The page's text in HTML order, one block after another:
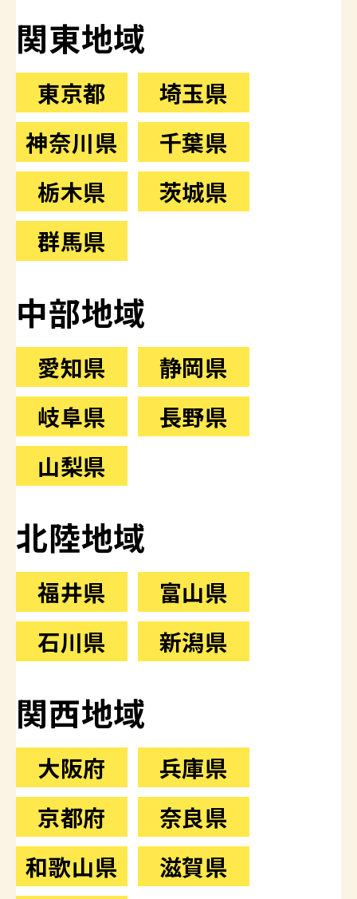
関東地域
東京都
埼玉県
神奈川県
千葉県
栃木県
茨城県
群馬県
中部地域
愛知県
静岡県
岐阜県
長野県
山梨県
北陸地域
福井県
富山県
石川県
新潟県
関西地域
大阪府
兵庫県
京都府
奈良県
和歌山県
滋賀県